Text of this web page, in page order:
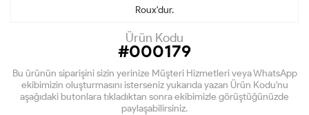
Roux'dur.
Ürün Kodu
#000179
Bu ürünün siparişini sizin yerinize Müşteri Hizmetleri veya WhatsApp
ekibimizin oluşturmasını isterseniz yukarıda yazan Ürün Kodu'nu
aşağıdaki butonlara tıkladıktan sonra ekibimizle görüştüğünüzde
paylaşabilirsiniz.